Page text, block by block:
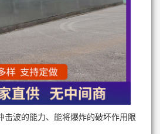
击波的能力、能将爆炸的破坏作用限